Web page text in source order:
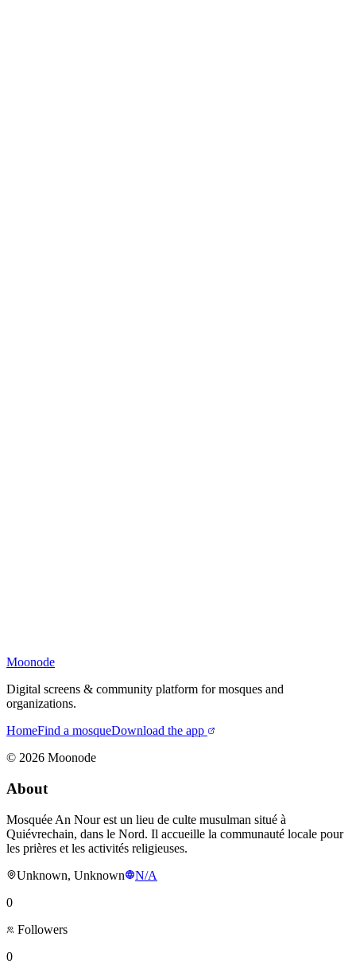
Moonode
Digital screens & community platform for mosques and
organizations.
HomeFind a mosqueDownload the app
© 2026 Moonode
About
Mosquée An Nour est un lieu de culte musulman situé à
Quiévrechain, dans le Nord. Il accueille la communauté locale pour
les prières et les activités religieuses.
Unknown, Unknown
N/A
0
Followers
0